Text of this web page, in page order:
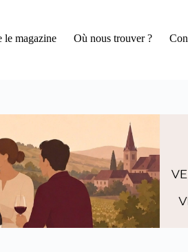
le magazine Où nous trouver ?